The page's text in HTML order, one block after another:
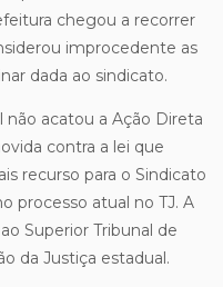
chegou a recorrer
improcedente as
dada ao sindicato.
não acatou a Ação Direta
contra a lei que
recurso para o Sindicato
processo atual no TJ. A
Superior Tribunal de
da Justiça estadual.